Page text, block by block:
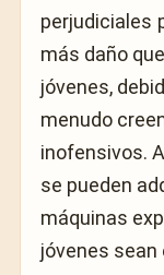
perjudiciales
más daño
jóvenes,
menudo
inofensivos.
se pueden
máquinas
jóvenes